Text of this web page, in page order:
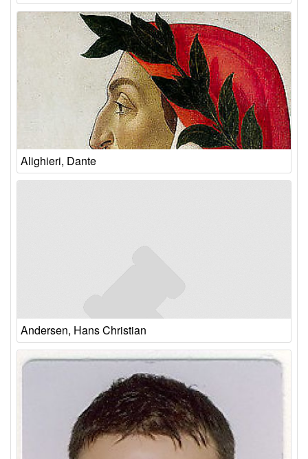
Alighieri, Dante
Andersen, Hans Christian